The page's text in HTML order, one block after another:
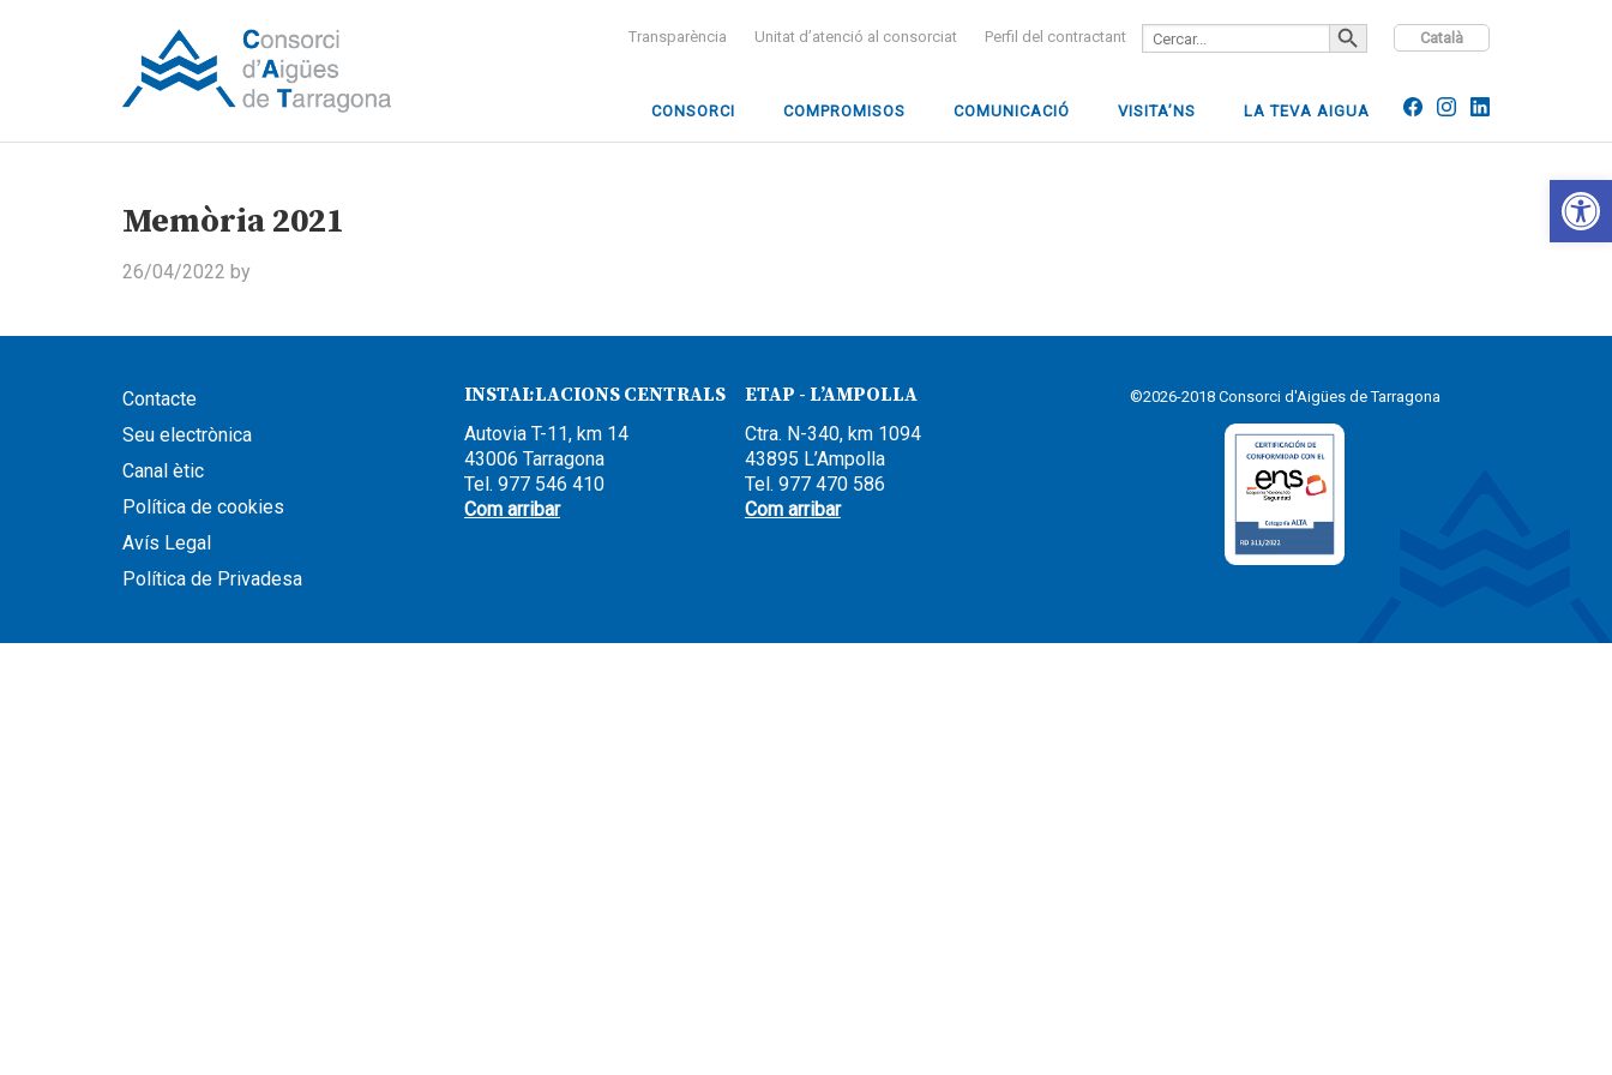
Català
Transparència Unitat d’atenció al consorciat Perfil del contractant
Search
for:
SEARCH BUTTON
CONSORCI COMPROMISOS COMUNICACIÓ VISITA’NS LA TEVA AIGUA
Memòria 2021
26/04/2022 by
Contacte
Seu electrònica
Canal ètic
Política de cookies
Avís Legal
Política de Privadesa
INSTAL·LACIONS CENTRALS
Autovia T-11, km 14
43006 Tarragona
Tel. 977 546 410
Com arribar
ETAP - L’AMPOLLA
Ctra. N-340, km 1094
43895 L’Ampolla
Tel. 977 470 586
Com arribar
©2026-2018 Consorci d'Aigües de Tarragona